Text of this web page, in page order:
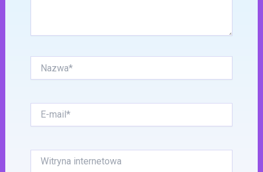
mail*
internetowa